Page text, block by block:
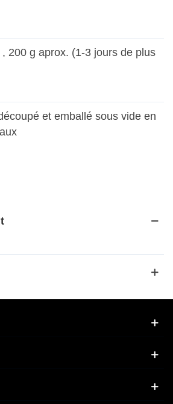
, 200 g aprox. (1-3 jours de plus
et emballé sous vide en